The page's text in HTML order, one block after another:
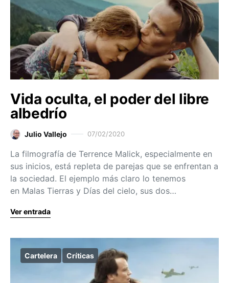
Vida oculta, el poder del libre
albedrío
Julio Vallejo 07/02/2020
La filmografía de Terrence Malick, especialmente en
sus inicios, está repleta de parejas que se enfrentan a
la sociedad. El ejemplo más claro lo tenemos
en Malas Tierras y Días del cielo, sus dos…
Ver entrada
Cartelera Críticas